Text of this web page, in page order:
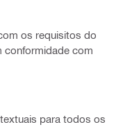
os requisitos do
conformidade com
para todos os